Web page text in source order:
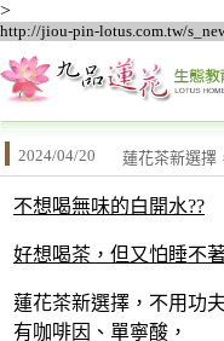
>
http://jiou-pin-lotus.com.tw/
2024/04/20 蓮花茶新選擇
不想喝無味的白開水??
好想喝茶，但又怕睡不
蓮花茶新選擇，不用功
有咖啡因、單寧酸，